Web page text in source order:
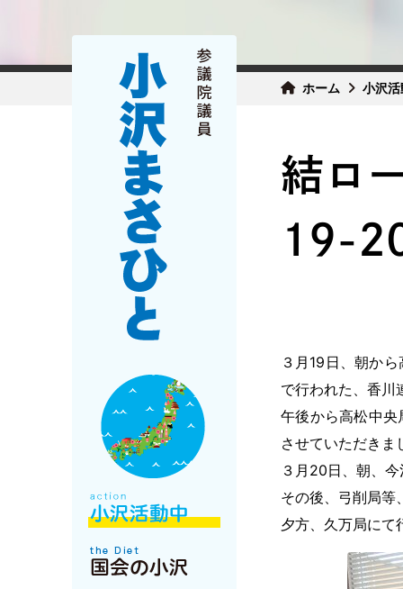
ホーム 小沢
結ロ
19-
３月19日、朝か
で行われた、香川
午後から高松中
させていただきま
３月20日、朝、
その後、弓削局等
夕方、久万局にて